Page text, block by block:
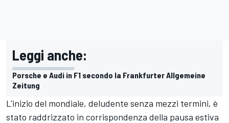
Leggi anche:
Porsche e Audi in F1 secondo la Frankfurter Allgemeine
Zeitung
L'inizio del mondiale, deludente senza mezzi termini, è
stato raddrizzato in corrispondenza della pausa estiva